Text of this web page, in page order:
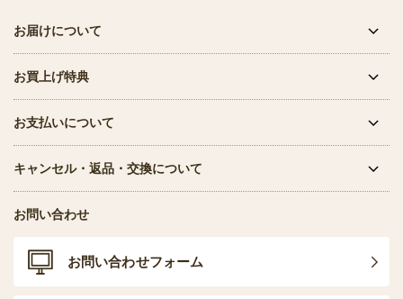
お届けについて
お買上げ特典
お支払いについて
キャンセル・返品・交換について
お問い合わせ
お問い合わせフォーム